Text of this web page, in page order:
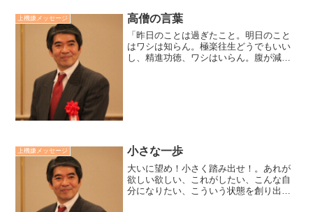
会話です。そのテーマは正確に伝えるこ
とです。関係的なコミ...
上機嫌メッセージ 高僧の言葉
「昨日のことは過ぎたこと。明日のこと
はワシは知らん。極楽往生どうでもいい
し、精進功徳、ワシはいらん。腹が減っ
上機嫌メッセージ 小さな一歩
大いに望め！小さく踏み出せ！。あれが
欲しい欲しい、これがしたい、こんな自
分になりたい、こういう状態を創り出し